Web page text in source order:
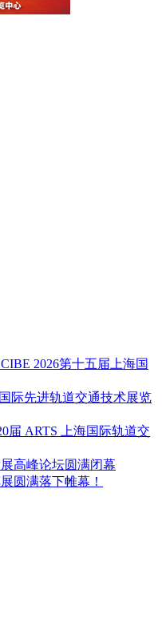
2026第十五届上海国
际先进轨道交通技术展览
届 ARTS 上海国际轨道交
高峰论坛圆满闭幕
圆满落下帷幕！